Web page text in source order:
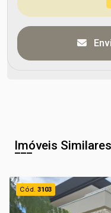
Imóveis Similares
Cód.3103